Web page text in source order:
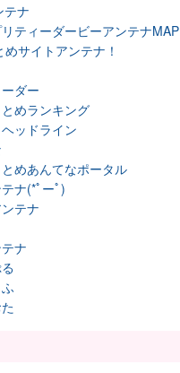
テナ
ティーダービーアンテナMAP
めサイトアンテナ！
ダー
めランキング
ッドライン
めあんてなポータル
ナ(*ﾟーﾟ)
テナ
ナ